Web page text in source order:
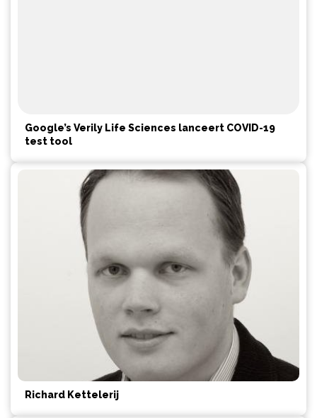
Google’s Verily Life Sciences lanceert COVID-19
test tool
Richard Kettelerij